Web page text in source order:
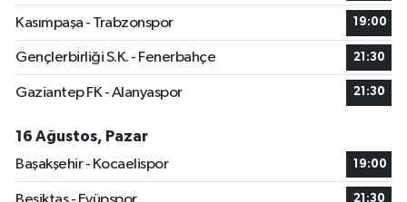
Kasımpaşa - Trabzonspor 19:00
Gençlerbirliği S.K. - Fenerbahçe 21:30
Gaziantep FK - Alanyaspor 21:30
16 Ağustos, Pazar
Başakşehir - Kocaelispor
19:00
21:30